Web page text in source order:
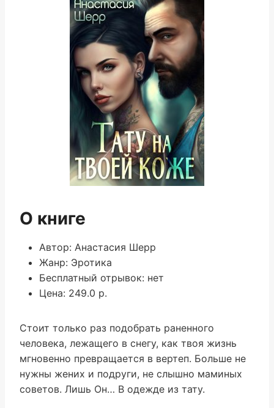
О книге
Автор: Анастасия Шерр
Жанр: Эротика
Бесплатный отрывок: нет
Цена: 249.0 р.
Стоит только раз подобрать раненного
человека, лежащего в снегу, как твоя жизнь
мгновенно превращается в вертеп. Больше не
нужны жених и подруги, не слышно маминых
советов. Лишь Он… В одежде из тату.